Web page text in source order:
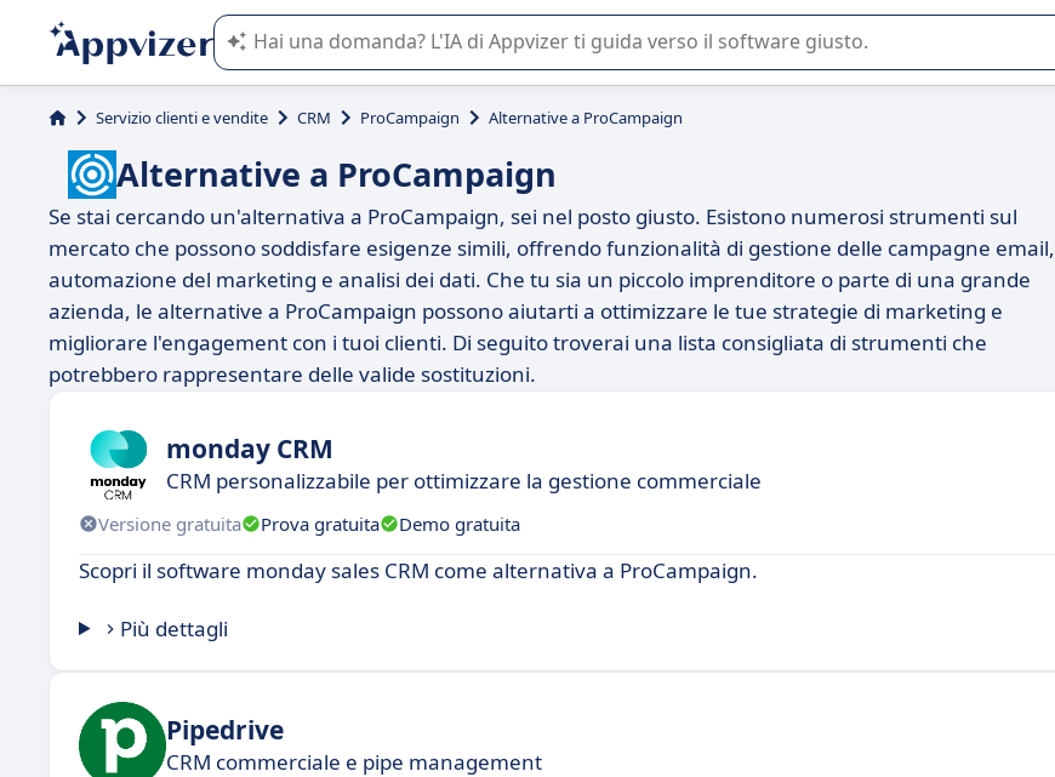
L'IA di Appvizer vi guida nell'utilizzo o nella scelta di un software SaaS per la vostra azienda.
Servizio clienti e vendite CRM ProCampaign Alternative a ProCampaign
Alternative a ProCampaign
Se stai cercando un'alternativa a ProCampaign, sei nel posto giusto. Esistono numerosi strumenti sul
mercato che possono soddisfare esigenze simili, offrendo funzionalità di gestione delle campagne email,
automazione del marketing e analisi dei dati. Che tu sia un piccolo imprenditore o parte di una grande
azienda, le alternative a ProCampaign possono aiutarti a ottimizzare le tue strategie di marketing e
migliorare l'engagement con i tuoi clienti. Di seguito troverai una lista consigliata di strumenti che
potrebbero rappresentare delle valide sostituzioni.
monday CRM
CRM personalizzabile per ottimizzare la gestione commerciale
Versione gratuita Prova gratuita Demo gratuita
Scopri il software monday sales CRM come alternativa a ProCampaign.
Più dettagli
Pipedrive
CRM commerciale e pipe management